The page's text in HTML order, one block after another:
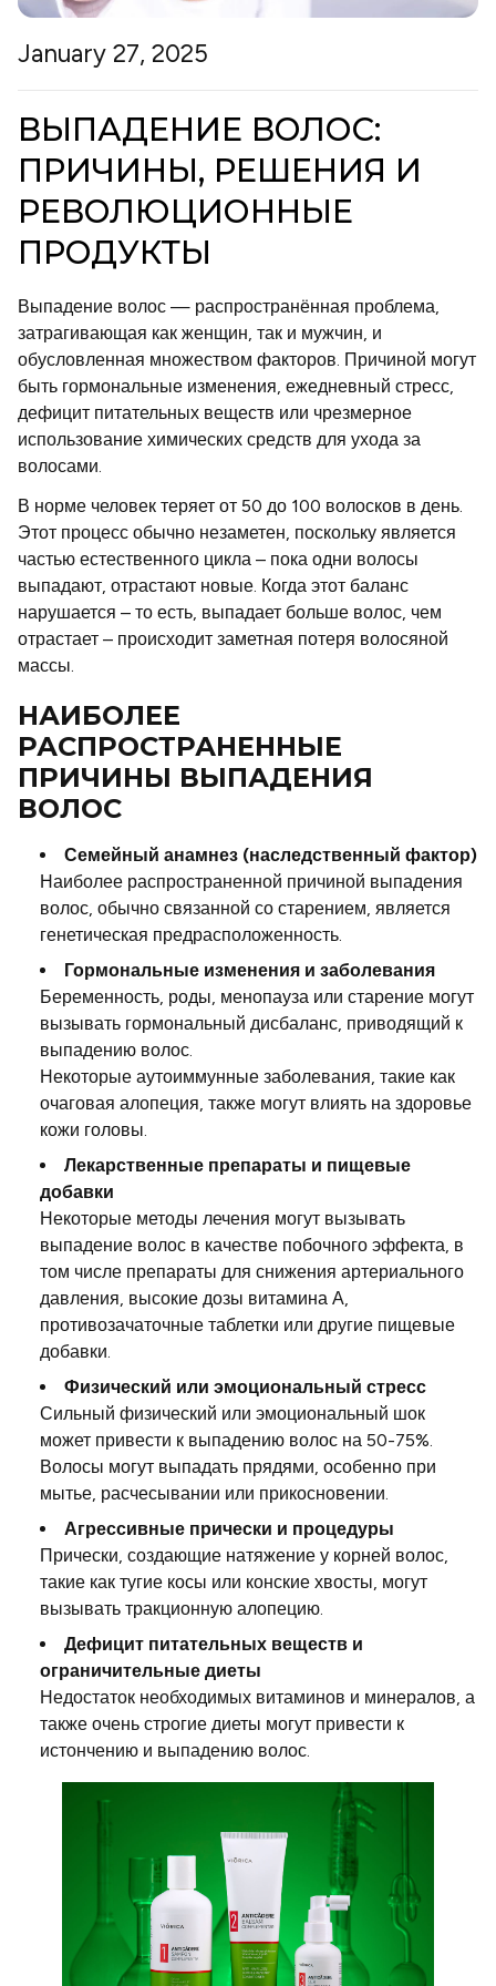
Cosmeplant
Для мужчин
Солнцезащитный крем
Рутины ухода
Situationship
Наборы
Предложения
January 27, 2025
ВЫПАДЕНИЕ ВОЛОС:
ПРИЧИНЫ, РЕШЕНИЯ И
РЕВОЛЮЦИОННЫЕ
ПРОДУКТЫ
Выпадение волос — распространённая проблема,
затрагивающая как женщин, так и мужчин, и
обусловленная множеством факторов. Причиной могут
быть гормональные изменения, ежедневный стресс,
дефицит питательных веществ или чрезмерное
использование химических средств для ухода за
волосами.
В норме человек теряет от 50 до 100 волосков в день.
Этот процесс обычно незаметен, поскольку является
частью естественного цикла – пока одни волосы
выпадают, отрастают новые. Когда этот баланс
нарушается – то есть, выпадает больше волос, чем
отрастает – происходит заметная потеря волосяной
массы.
НАИБОЛЕЕ
РАСПРОСТРАНЕННЫЕ
ПРИЧИНЫ ВЫПАДЕНИЯ
ВОЛОС
Семейный анамнез (наследственный фактор)
Наиболее распространенной причиной выпадения
волос, обычно связанной со старением, является
генетическая предрасположенность.
Гормональные изменения и заболевания
Беременность, роды, менопауза или старение могут
вызывать гормональный дисбаланс, приводящий к
выпадению волос.
Некоторые аутоиммунные заболевания, такие как
очаговая алопеция, также могут влиять на здоровье
кожи головы.
Лекарственные препараты и пищевые
добавки
Некоторые методы лечения могут вызывать
выпадение волос в качестве побочного эффекта, в
том числе препараты для снижения артериального
давления, высокие дозы витамина А,
противозачаточные таблетки или другие пищевые
добавки.
Физический или эмоциональный стресс
Сильный физический или эмоциональный шок
может привести к выпадению волос на 50-75%.
Волосы могут выпадать прядями, особенно при
мытье, расчесывании или прикосновении.
Агрессивные прически и процедуры
Прически, создающие натяжение у корней волос,
такие как тугие косы или конские хвосты, могут
вызывать тракционную алопецию.
Дефицит питательных веществ и
ограничительные диеты
Недостаток необходимых витаминов и минералов, а
также очень строгие диеты могут привести к
истончению и выпадению волос.